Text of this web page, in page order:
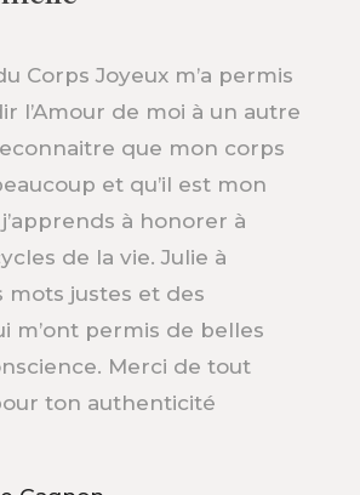
Corps Joyeux m’a permis
l’Amour de moi à un autre
que mon corps
et qu’il est mon
à honorer à
de la vie. Julie à
mots justes et des
m’ont permis de belles
Merci de tout
ton authenticité